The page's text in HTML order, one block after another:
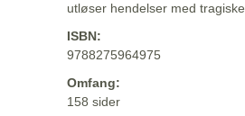
utløser hendelser med
ISBN:
9788275964975
Omfang:
158 sider